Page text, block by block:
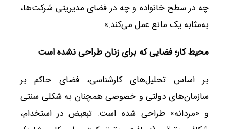
چه در سطح خانواده و چه در فضای مدیریتی شرکت‌ها،
به‌مثابه یک مانع عمل می‌کند.»
محیط کار؛ فضایی که برای زنان طراحی نشده است
بر اساس تحلیل‌های کارشناسی، فضای حاکم بر
سازمان‌های دولتی و خصوصی همچنان به شکلی سنتی
و «مردانه» طراحی شده است. تبعیض در استخدام،